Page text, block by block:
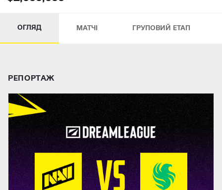
ОГЛЯД МАТЧІ ГРУПОВИЙ ЕТАП
РЕПОРТАЖ